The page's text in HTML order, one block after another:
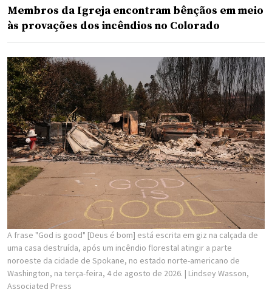
Membros da Igreja encontram bênçãos em meio
às provações dos incêndios no Colorado
A frase "God is good" [Deus é bom] está escrita em giz na calçada de
uma casa destruída, após um incêndio florestal atingir a parte
noroeste da cidade de Spokane, no estado norte-americano de
Washington, na terça-feira, 4 de agosto de 2026. | Lindsey Wasson,
Associated Press